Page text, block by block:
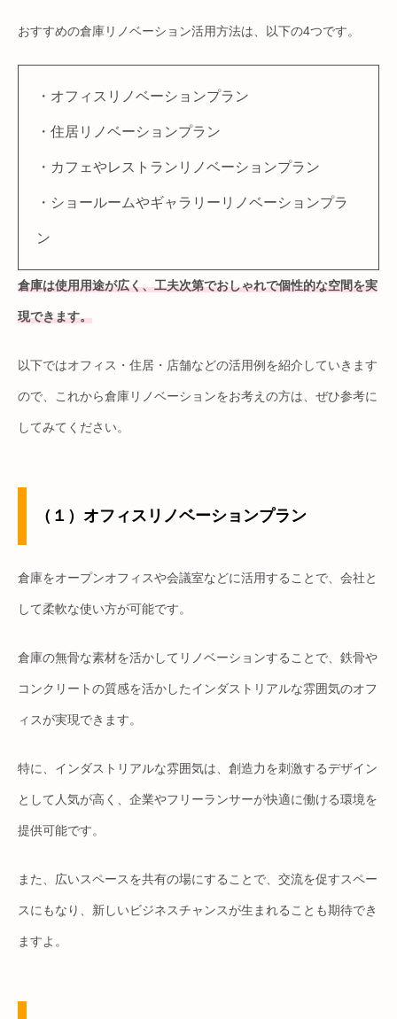
おすすめの倉庫リノベーション活用方法は、以下の4つです。
・オフィスリノベーションプラン
・住居リノベーションプラン
・カフェやレストランリノベーションプラン
・ショールームやギャラリーリノベーションプラ
ン
倉庫は使用用途が広く、工夫次第でおしゃれで個性的な空間を実
現できます。
以下ではオフィス・住居・店舗などの活用例を紹介していきます
ので、これから倉庫リノベーションをお考えの方は、ぜひ参考に
してみてください。
（１）オフィスリノベーションプラン
倉庫をオープンオフィスや会議室などに活用することで、会社と
して柔軟な使い方が可能です。
倉庫の無骨な素材を活かしてリノベーションすることで、鉄骨や
コンクリートの質感を活かしたインダストリアルな雰囲気のオフ
ィスが実現できます。
特に、インダストリアルな雰囲気は、創造力を刺激するデザイン
として人気が高く、企業やフリーランサーが快適に働ける環境を
提供可能です。
また、広いスペースを共有の場にすることで、交流を促すスペー
スにもなり、新しいビジネスチャンスが生まれることも期待でき
ますよ。